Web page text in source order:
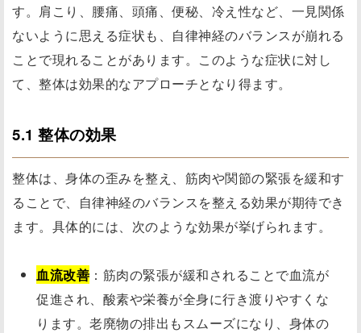
す。肩こり、腰痛、頭痛、便秘、冷え性など、一見関係
ないように思える症状も、自律神経のバランスが崩れる
ことで現れることがあります。このような症状に対し
て、整体は効果的なアプローチとなり得ます。
5.1 整体の効果
整体は、身体の歪みを整え、筋肉や関節の緊張を緩和す
ることで、自律神経のバランスを整える効果が期待でき
ます。具体的には、次のような効果が挙げられます。
血流改善 ：筋肉の緊張が緩和されることで血流が
促進され、酸素や栄養が全身に行き渡りやすくな
ります。老廃物の排出もスムーズになり、身体の